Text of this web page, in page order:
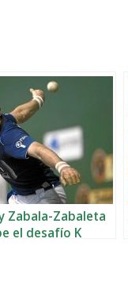
Zabala-Zabaleta
el desafío K